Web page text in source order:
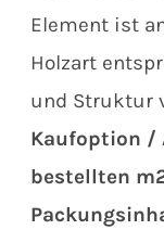
Element ist
Holzart
und Struktur
Kaufoption /
bestellten